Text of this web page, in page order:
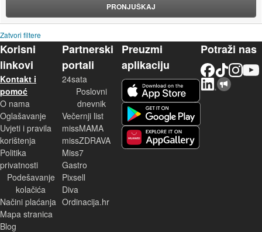
PRONJUŠKAJ
Zatvori filtere
Korisni
linkovi
Kontakt i
pomoć
O nama
Oglašavanje
Uvjeti i pravila
korištenja
Politika
privatnosti
Podešavanje
kolačića
Načini plaćanja
Mapa stranica
Blog
Partnerski
portali
24sata
Poslovni
dnevnik
Večernji list
missMAMA
missZDRAVA
Miss7
Gastro
Pixsell
Diva
Ordinacija.hr
Preuzmi
aplikaciju
Potraži nas